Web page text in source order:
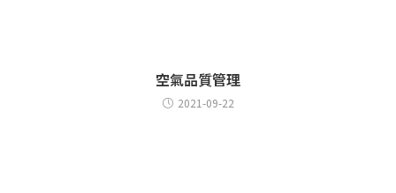
空氣品質管理
2021-09-22